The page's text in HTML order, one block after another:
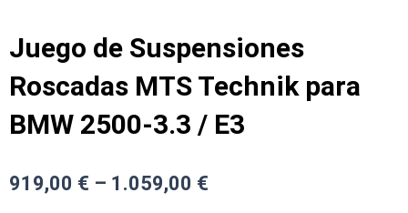
Juego de Suspensiones
Roscadas MTS Technik para
BMW 2500-3.3 / E3
919,00 € – 1.059,00 €